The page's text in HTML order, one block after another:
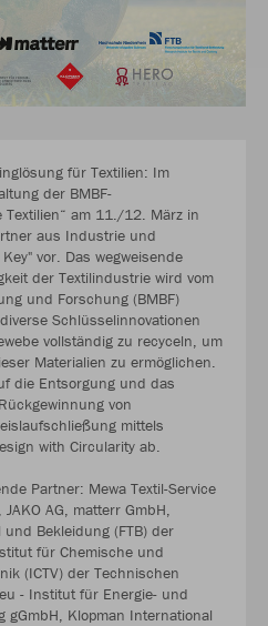
für Textilien: Im
der BMBF-
Textilien“ am 11./12. März in
aus Industrie und
vor. Das wegweisende
der Textilindustrie wird vom
und Forschung (BMBF)
Schlüsselinnovationen
vollständig zu recyceln, um
Materialien zu ermöglichen.
die Entsorgung und das
von
mittels
with Circularity ab.
Partner: Mewa Textil-Service
AG, matterr GmbH,
Bekleidung (FTB) der
für Chemische und
(ICTV) der Technischen
- Institut für Energie- und
gGmbH, Klopman International